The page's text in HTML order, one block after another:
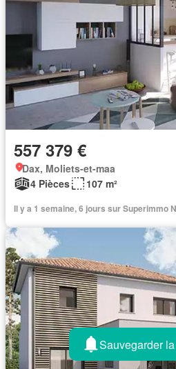
557 379 €
Dax, Moliets-et-maa
4 Pièces
107 m²
Il y a 1 semaine, 6 jours sur Superimmo
Sauvegarder